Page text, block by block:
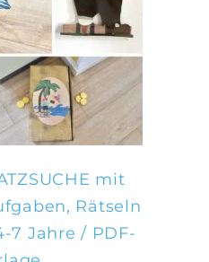
mit
Rätseln
7 Jahre / PDF-